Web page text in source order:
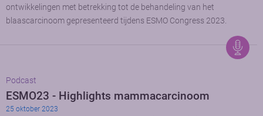
ontwikkelingen met betrekking tot de behandeling van het
blaascarcinoom gepresenteerd tijdens ESMO Congress 2023.
Podcast
ESMO23 - Highlights mammacarcinoom
25 oktober 2023